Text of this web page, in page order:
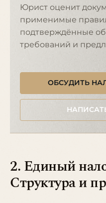
Юрист оценит
применимые
подтверждённые
требований и
ОБСУДИТЬ
НАПИСАТЬ
2. Единый
Структура и